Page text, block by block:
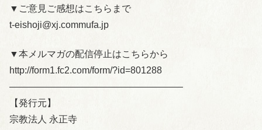
▼ご意見ご感想はこちらまで
t-eishoji@xj.commufa.jp
▼本メルマガの配信停止はこちらから
http://form1.fc2.com/form/?id=801288
——————————————————–
【発行元】
宗教法人 永正寺